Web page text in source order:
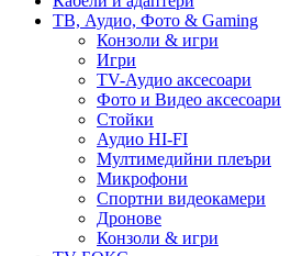
ТВ, Аудио, Фото & Gaming
Конзоли & игри
Игри
TV-Аудио аксесоари
Фото и Видео аксесоари
Стойки
Аудио HI-FI
Мултимедийни плеъри
Микрофони
Спортни видеокамери
Дронове
Конзоли & игри